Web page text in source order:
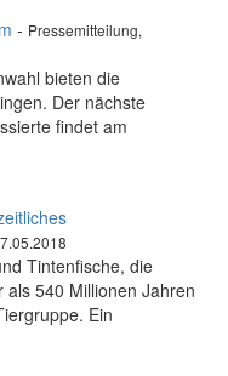
- Pressemitteilung,
bieten die
Der nächste
findet am
Tintenfische, die
540 Millionen Jahren
Ein